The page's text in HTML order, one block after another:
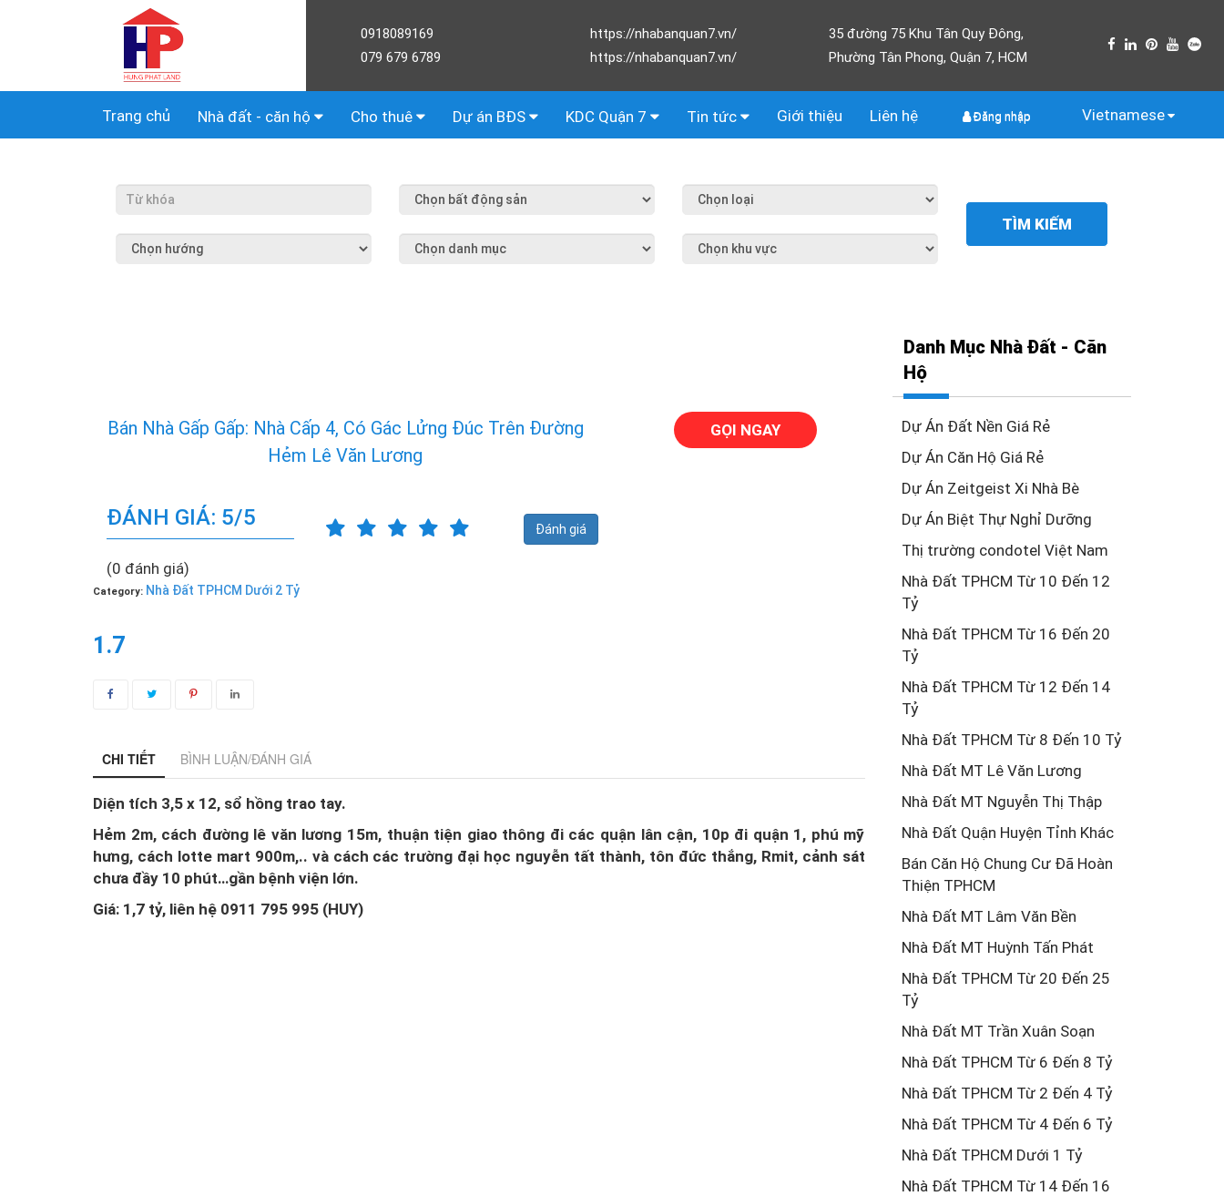
0918089169
079 679 6789
https://nhabanquan7.vn/
https://nhabanquan7.vn/
35 đường 75 Khu Tân Quy Đông,
Phường Tân Phong, Quận 7, HCM
Trang chủ Nhà đất - căn hộ Cho thuê Dự án BĐS KDC Quận 7 Tin tức Giới thiệu Liên hệ Đăng nhập Vietnamese
TÌM KIẾM
Bán Nhà Gấp Gấp: Nhà Cấp 4, Có Gác Lửng Đúc Trên Đường
Hẻm Lê Văn Lương
ĐÁNH GIÁ: 5/5
(0 đánh giá)
Đánh giá
Category: Nhà Đất TPHCM Dưới 2 Tỷ
1.7
GỌI NGAY
CHI TIẾT BÌNH LUẬN/ĐÁNH GIÁ
Diện tích 3,5 x 12, sổ hồng trao tay.
Hẻm 2m, cách đường lê văn lương 15m, thuận tiện giao thông đi các quận lân cận, 10p đi quận 1, phú mỹ
hưng, cách lotte mart 900m,.. và cách các trường đại học nguyễn tất thành, tôn đức thắng, Rmit, cảnh sát
chưa đầy 10 phút…gần bệnh viện lớn.
Giá: 1,7 tỷ, liên hệ 0911 795 995 (HUY)
Danh Mục Nhà Đất - Căn
Hộ
Dự Án Đất Nền Giá Rẻ
Dự Án Căn Hộ Giá Rẻ
Dự Án Zeitgeist Xi Nhà Bè
Dự Án Biệt Thự Nghỉ Dưỡng
Thị trường condotel Việt Nam
Nhà Đất TPHCM Từ 10 Đến 12
Tỷ
Nhà Đất TPHCM Từ 16 Đến 20
Tỷ
Nhà Đất TPHCM Từ 12 Đến 14
Tỷ
Nhà Đất TPHCM Từ 8 Đến 10 Tỷ
Nhà Đất MT Lê Văn Lương
Nhà Đất MT Nguyễn Thị Thập
Nhà Đất Quận Huyện Tỉnh Khác
Bán Căn Hộ Chung Cư Đã Hoàn
Thiện TPHCM
Nhà Đất MT Lâm Văn Bền
Nhà Đất MT Huỳnh Tấn Phát
Nhà Đất TPHCM Từ 20 Đến 25
Tỷ
Nhà Đất MT Trần Xuân Soạn
Nhà Đất TPHCM Từ 6 Đến 8 Tỷ
Nhà Đất TPHCM Từ 2 Đến 4 Tỷ
Nhà Đất TPHCM Từ 4 Đến 6 Tỷ
Nhà Đất TPHCM Dưới 1 Tỷ
Nhà Đất TPHCM Từ 14 Đến 16